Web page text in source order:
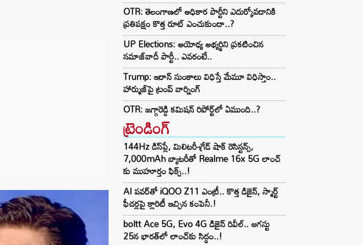
OTR: తెలంగాణలో అధికార పార్టీని ఎదుర్కోవడానికి
ప్రతిపక్షం కొత్త రూట్‌ ఎంచుకుందా..?
UP Elections: అయోధ్య అభ్యర్థిని ప్రకటించిన
సమాజ్‌వాదీ పార్టీ.. ఎవరంటే..
Trump: ఇరాన్ సుంకాలు విధిస్తే మేమూ విధిస్తాం..
హార్ముజ్‌పై ట్రంప్ వార్నింగ్
OTR: జగ్గారెడ్డి కమిషన్ రిపోర్ట్‌లో ఏముంది..?
ట్రెండింగ్‌
144Hz డిస్‌ప్లే, మిలిటరీ-గ్రేడ్ షాక్ రెసిస్టన్స్,
7,000mAh బ్యాటరీతో Realme 16x 5G లాంచ్
కు ముహూర్తం ఫిక్స్..!
AI పవర్‌తో iQOO Z11 ఎంట్రీ.. కొత్త డిజైన్, స్మార్ట్
ఫీచర్లపై క్లారిటీ ఇచ్చిన కంపెనీ.!
boltt Ace 5G, Evo 4G డిజైన్ రివీల్.. ఆగస్టు
25న భారత్‌లో లాంచ్‌కు సిద్ధం..!